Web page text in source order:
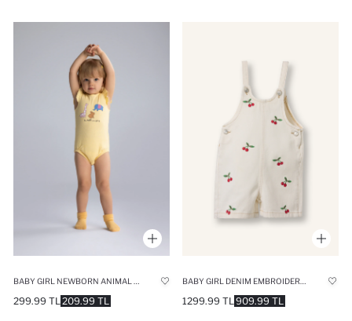
209.99 TL
299.99 TL 909.99 TL
1299.99 TL